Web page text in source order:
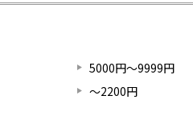
5000円～9999円
～2200円